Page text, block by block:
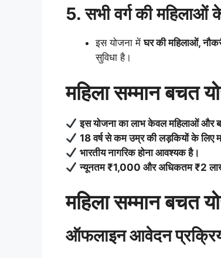
5. सभी वर्ग की महिलाओं
इस योजना मेंघर की महिलाओं,
सुविधा है।
महिला सम्मान बचत
इस योजना का लाभ केवल महिलाओं और
18 वर्ष से कम उम्र की लड़कियों के लिए
भारतीय नागरिक होना आवश्यक है।
न्यूनतम ₹1,000 और अधिकतम ₹2
महिला सम्मान बचत
ऑफलाइन आवेदन